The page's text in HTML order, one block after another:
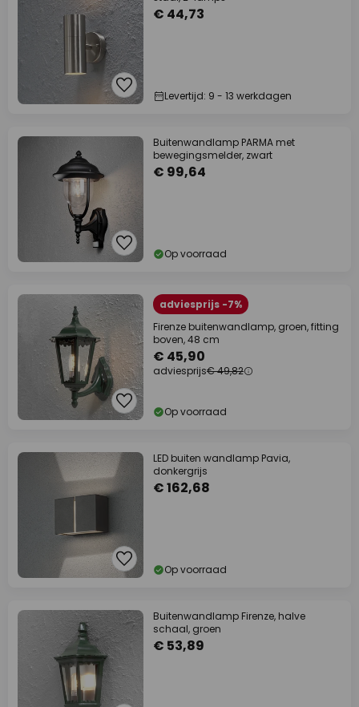
€ 44,73
Levertijd: 9 - 13 werkdagen
Buitenwandlamp PARMA met
bewegingsmelder, zwart
€ 99,64
Op voorraad
adviesprijs -7%
Firenze buitenwandlamp, groen, fitting
boven, 48 cm
€ 45,90
adviesprijs€ 49,82
Op voorraad
LED buiten wandlamp Pavia,
donkergrijs
€ 162,68
Op voorraad
Buitenwandlamp Firenze, halve
schaal, groen
€ 53,89